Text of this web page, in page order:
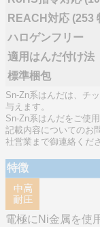
REACH対応 (253
ハロゲンフリー
適用はんだ付け法
標準梱包
Sn-Zn系はんだは、チ
与えます。
Sn-Zn系はんだをご使
記載内容についてのお
社営業まで御連絡くだ
特徴
電極にNi金属を使